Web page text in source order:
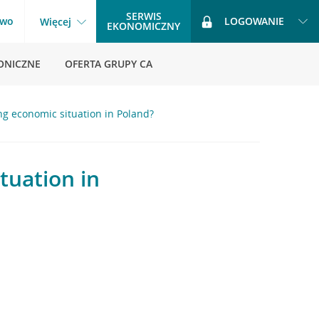
Więcej SERWIS
EKONOMICZNY LOGOWANIE
OFERTA GRUPY CA
economic situation in Poland?
in